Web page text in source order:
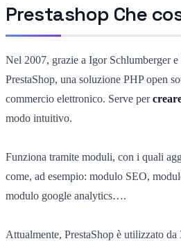
Prestashop Che
Nel 2007, grazie a Igor Schlumberger
PrestaShop, una soluzione PHP open
commercio elettronico. Serve per
modo intuitivo.
Funziona tramite moduli, con i quali
come, ad esempio: modulo SEO,
modulo google analytics….
Attualmente, PrestaShop è utilizzato